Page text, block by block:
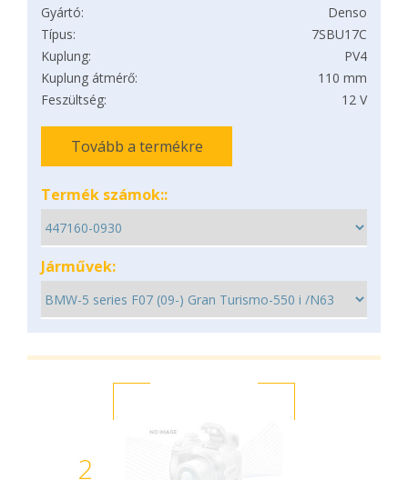
Gyártó:
Denso
Típus:
7SBU17C
Kuplung:
PV4
Kuplung átmérő:
110 mm
Feszültség:
12 V
Tovább a termékre
Termék számok::
Járművek:
2